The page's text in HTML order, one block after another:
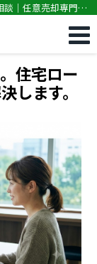
｜任意売却専門｜
ト.com
住宅ロー
します。